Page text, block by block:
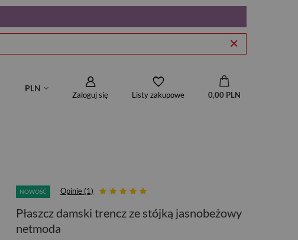
PLN
Zaloguj się Listy zakupowe 0,00 PLN
NOWOŚĆ Opinie (1)
Płaszcz damski trencz ze stójką jasnobeżowy
netmoda